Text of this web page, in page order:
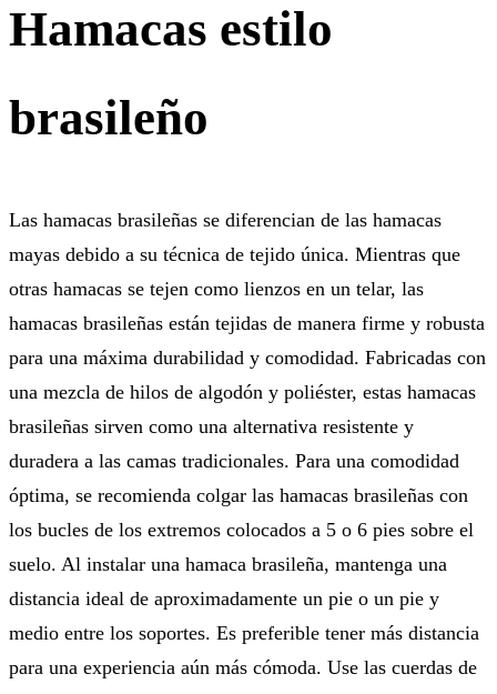
Hamacas estilo
brasileño
Las hamacas brasileñas se diferencian de las hamacas
mayas debido a su técnica de tejido única. Mientras que
otras hamacas se tejen como lienzos en un telar, las
hamacas brasileñas están tejidas de manera firme y robusta
para una máxima durabilidad y comodidad. Fabricadas con
una mezcla de hilos de algodón y poliéster, estas hamacas
brasileñas sirven como una alternativa resistente y
duradera a las camas tradicionales. Para una comodidad
óptima, se recomienda colgar las hamacas brasileñas con
los bucles de los extremos colocados a 5 o 6 pies sobre el
suelo. Al instalar una hamaca brasileña, mantenga una
distancia ideal de aproximadamente un pie o un pie y
medio entre los soportes. Es preferible tener más distancia
para una experiencia aún más cómoda. Use las cuerdas de